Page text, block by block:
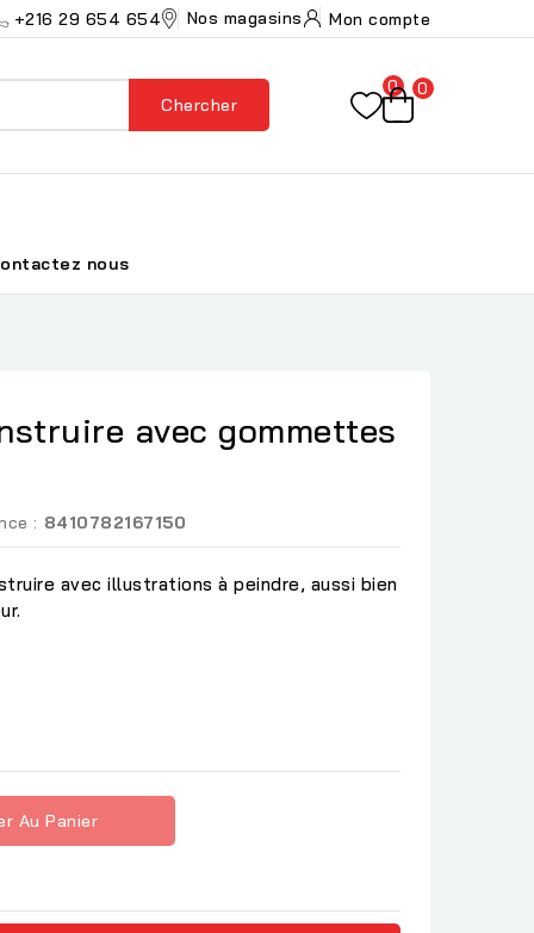
+216 29 654 654 Nos magasins Mon compte
Chercher
0 0
nous
avec gommettes
: 8410782167150
avec illustrations à peindre, aussi bien
Au Panier